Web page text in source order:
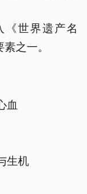
《世界遗产名
之一。
血
生机